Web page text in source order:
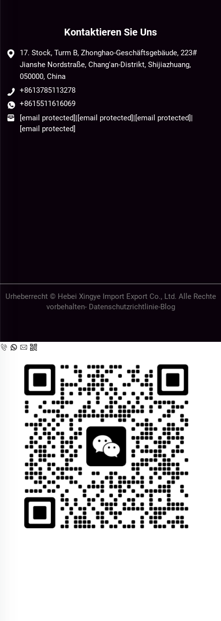
Kontaktieren Sie Uns
17. Stock, Turm B, Zhonghao-Geschäftsgebäude, 223#
Jianshe Nordstraße, Chang'an-Distrikt, Shijiazhuang,
050000, China
+8613785113278
+8615511616069
[email protected]|[email protected]|[email protected]|
[email protected]
Urheberrecht © Hebei Xingye Import Export Co., Ltd. Alle Rechte
vorbehalten- Datenschutzrichtlinie-Blog